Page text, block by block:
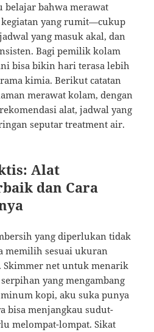
belajar bahwa merawat
yang rumit—cukup
yang masuk akal, dan
Bagi pemilik kolam
bisa bikin hari terasa lebih
kimia. Berikut catatan
merawat kolam, dengan
alat, jadwal yang
seputar treatment air.
Alat
dan Cara
yang diperlukan tidak
memilih sesuai ukuran
Skimmer net untuk menarik
yang mengambang
kopi, aku suka punya
bisa menjangkau sudut-
melompat-lompat. Sikat